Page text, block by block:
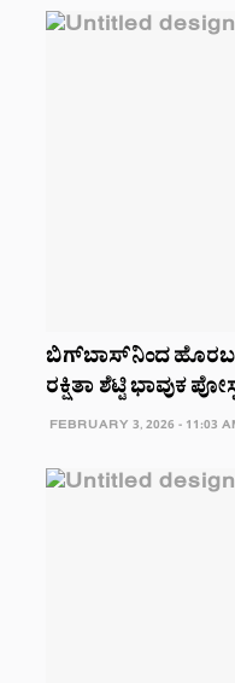
ಬಿಗ್‌ಬಾಸ್‌ನಿಂದ
ರಕ್ಷಿತಾ ಶೆಟ್ಟಿ ಭಾವುಕ
FEBRUARY 3, 2026 - 11:03